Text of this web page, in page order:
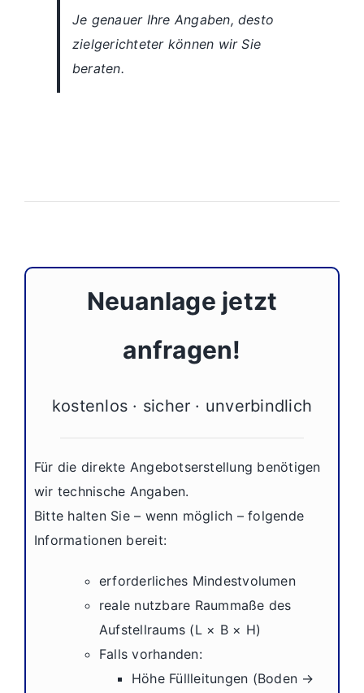
Je genauer Ihre Angaben, desto
zielgerichteter können wir Sie
beraten.
Neuanlage jetzt
anfragen!
kostenlos · sicher · unverbindlich
Für die direkte Angebotserstellung benötigen
wir technische Angaben.
Bitte halten Sie – wenn möglich – folgende
Informationen bereit:
erforderliches Mindestvolumen
reale nutzbare Raummaße des
Aufstellraums (L × B × H)
Falls vorhanden:
Höhe Füllleitungen (Boden →